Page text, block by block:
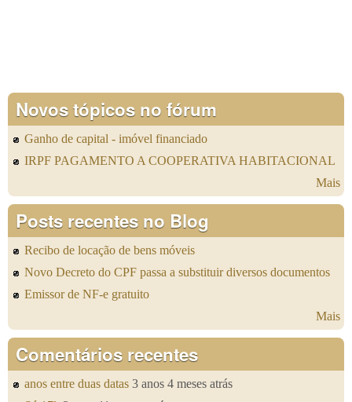
Novos tópicos no fórum
Ganho de capital - imóvel financiado
IRPF PAGAMENTO A COOPERATIVA HABITACIONAL
Mais
Posts recentes no Blog
Recibo de locação de bens móveis
Novo Decreto do CPF passa a substituir diversos documentos
Emissor de NF-e gratuito
Mais
Comentários recentes
anos entre duas datas 3 anos 4 meses atrás